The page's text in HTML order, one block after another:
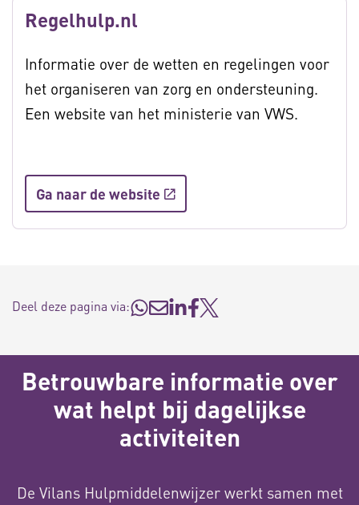
Regelhulp.nl
Informatie over de wetten en regelingen voor
het organiseren van zorg en ondersteuning.
Een website van het ministerie van VWS.
Ga naar de website
Deel deze pagina via:
Betrouwbare informatie over
wat helpt bij dagelijkse
activiteiten
De Vilans Hulpmiddelenwijzer werkt samen met